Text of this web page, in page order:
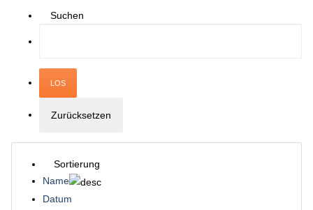
Suchen
Sortierung
Name
Datum